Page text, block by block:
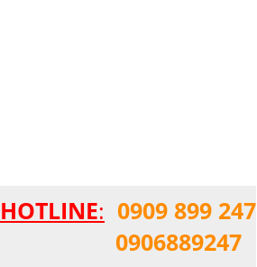
HOTLINE: 0909 899 247
0906889247